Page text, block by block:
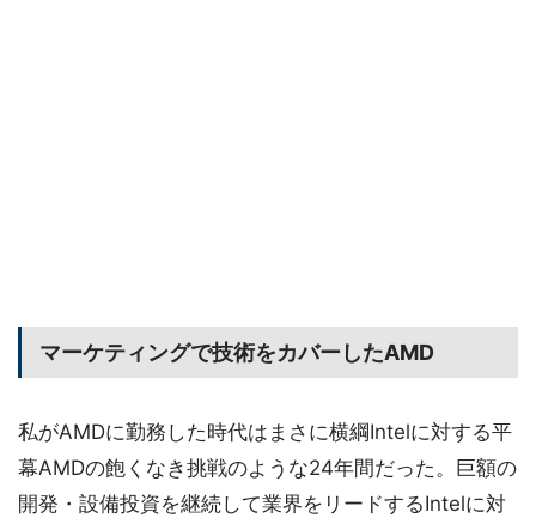
マーケティングで技術をカバーしたAMD
私がAMDに勤務した時代はまさに横綱Intelに対する平
幕AMDの飽くなき挑戦のような24年間だった。巨額の
開発・設備投資を継続して業界をリードするIntelに対